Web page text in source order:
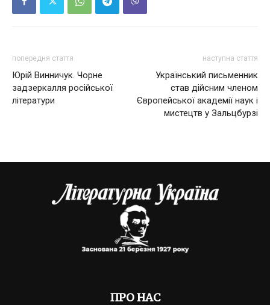
попередня стаття
Юрій Винничук. Чорне
задзеркалля російської
літератури
наступна стаття
Український письменник
став дійсним членом
Європейської академії наук і
мистецтв у Зальцбурзі
ПРО НАС